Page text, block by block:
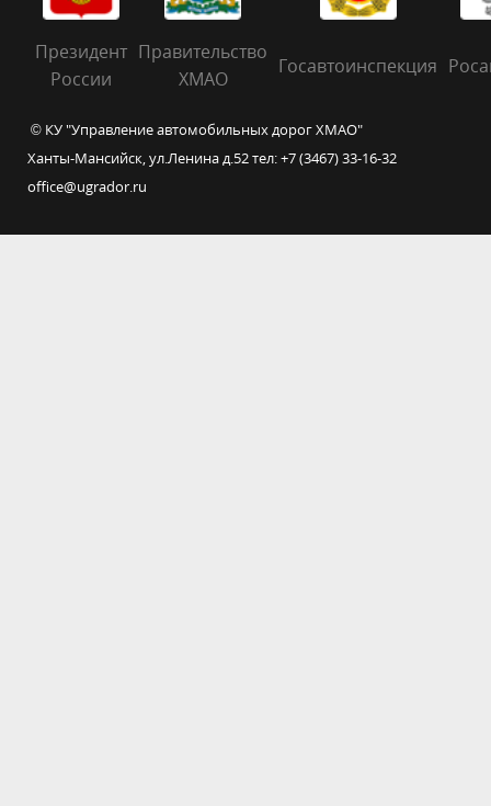
Президент
России
Правительство
ХМАО
Госавтоинспекция
© КУ "Управление автомобильных дорог ХМАО"
Ханты-Мансийск, ул.Ленина д.52 тел: +7 (3467) 33-16-32
office@ugrador.ru